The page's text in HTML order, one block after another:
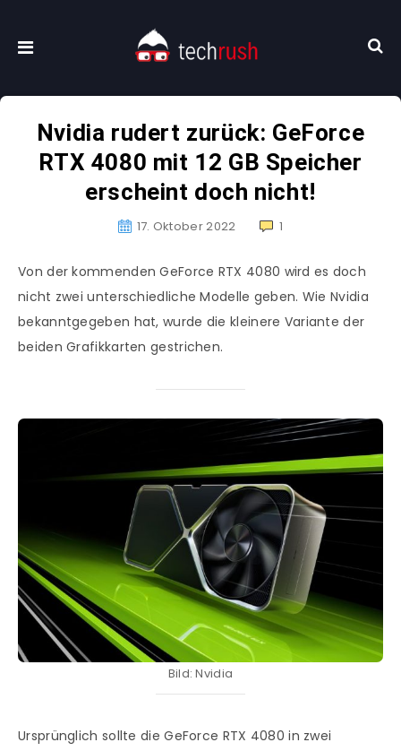
Nvidia rudert zurück: GeForce
RTX 4080 mit 12 GB Speicher
erscheint doch nicht!
17. Oktober 2022 1
Von der kommenden GeForce RTX 4080 wird es doch
nicht zwei unterschiedliche Modelle geben. Wie Nvidia
bekanntgegeben hat, wurde die kleinere Variante der
beiden Grafikkarten gestrichen.
Bild: Nvidia
Ursprünglich sollte die GeForce RTX 4080 in zwei